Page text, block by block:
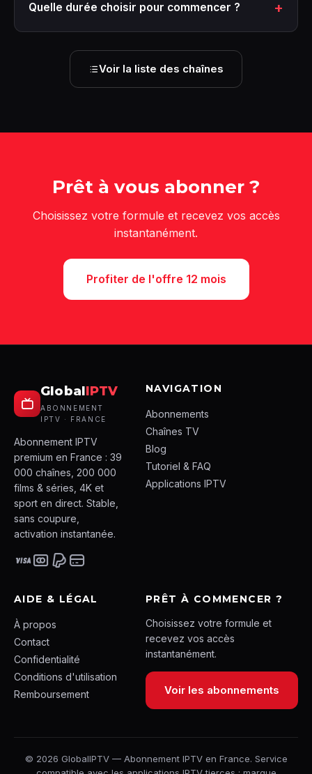
Quelle durée choisir pour commencer ?
Voir la liste des chaînes
Prêt à vous abonner ?
Choisissez votre formule et recevez vos accès
instantanément.
Profiter de l'offre 12 mois
GlobalIPTV
ABONNEMENT
IPTV · FRANCE
Abonnement IPTV
premium en France : 39
000 chaînes, 200 000
films & séries, 4K et
sport en direct. Stable,
sans coupure,
activation instantanée.
NAVIGATION
Abonnements
Chaînes TV
Blog
Tutoriel & FAQ
Applications IPTV
AIDE & LÉGAL
À propos
Contact
Confidentialité
Conditions d'utilisation
Remboursement
PRÊT À COMMENCER ?
Choisissez votre formule et
recevez vos accès
instantanément.
Voir les abonnements
© 2026 GlobalIPTV — Abonnement IPTV en France. Service